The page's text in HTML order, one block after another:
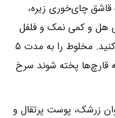
چای‌خوری زیره،
و کمی نمک و فلفل
سیاه به پیازها اضافه کنید. مخلوط را به مدت ۵
قارچ‌ها پخته شوند سرخ
زرشک، پوست پرتقال و